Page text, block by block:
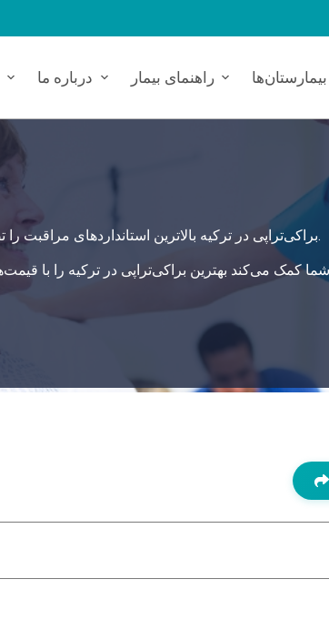
درباره ما راهنمای بیمار بیمارستان‌ها
براکی‌تراپی در ترکیه بالاترین استانداردهای مراقبت را تضمین می‌کند و راه حل جامع و ایمنی برای نیازهای سلامتی شما ارائه می‌دهد.